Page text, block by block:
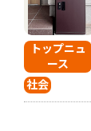
トップニュ
ース
社会